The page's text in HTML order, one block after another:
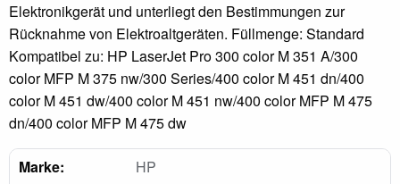
Elektronikgerät und unterliegt den Bestimmungen zur
Rücknahme von Elektroaltgeräten. Füllmenge: Standard
Kompatibel zu: HP LaserJet Pro 300 color M 351 A/300
color MFP M 375 nw/300 Series/400 color M 451 dn/400
color M 451 dw/400 color M 451 nw/400 color MFP M 475
dn/400 color MFP M 475 dw
Marke:
HP